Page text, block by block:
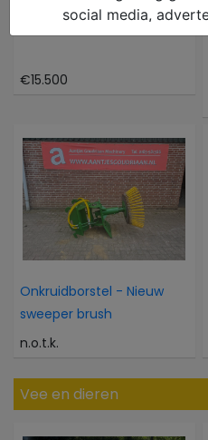
€15.500
Onkruidborstel - Nieuw
sweeper brush
n.o.t.k.
Vee en dieren